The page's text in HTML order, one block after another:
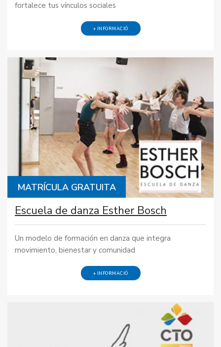
fortalece tus vínculos sociales
+ INFORMACIÓ
MATRÍCULA GRATUITA
Escuela de danza Esther Bosch
Un modelo de formación en danza que integra
movimiento, bienestar y comunidad
+ INFORMACIÓ